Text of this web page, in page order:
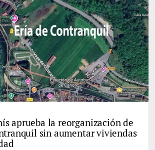
aprueba la reorganización de
sin aumentar viviendas